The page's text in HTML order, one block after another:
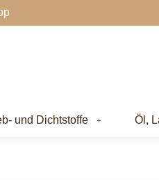
und Dichtstoffe Öl,